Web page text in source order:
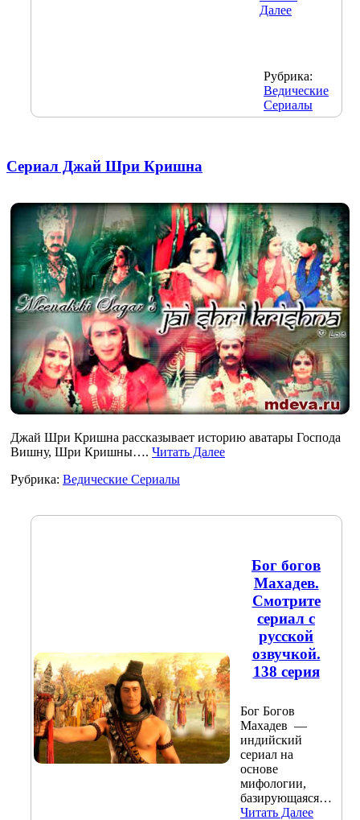
Далее
Рубрика:
Ведические
Сериалы
Сериал Джай Шри Кришна
Джай Шри Кришна рассказывает историю аватары Господа
Вишну, Шри Кришны…. Читать Далее
Рубрика: Ведические Сериалы
Бог богов
Махадев.
Смотрите
сериал с
русской
озвучкой.
138 серия
Бог Богов
Махадев —
индийский
сериал на
основе
мифологии,
базирующаяся…
Читать Далее